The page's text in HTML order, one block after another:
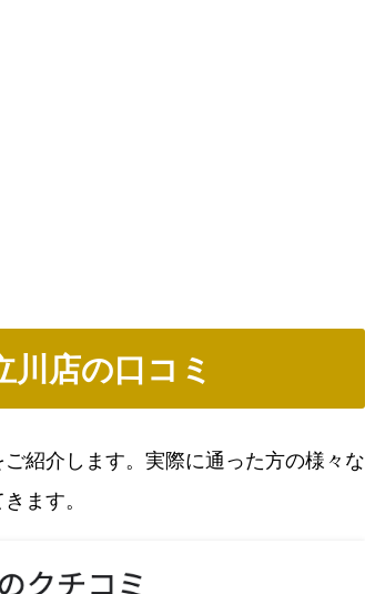
川店の口コミ
紹介します。実際に通った方の様々な
ます。